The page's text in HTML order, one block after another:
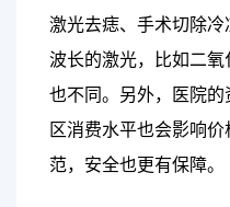
激光去痣、手术切除
波长的激光，比如二
也不同。另外，医院
区消费水平也会影响
范，安全也更有保障。